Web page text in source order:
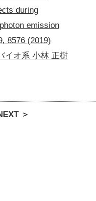
during
emission
8576 (2019)
イオ系 小林 正樹
＞